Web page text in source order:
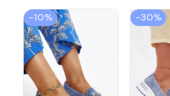
−10% −30%